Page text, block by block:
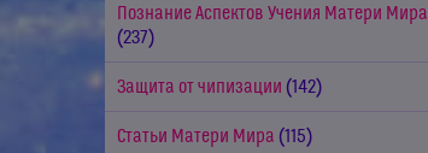
Познание Аспектов Учения Матери Мира
(237)
Защита от чипизации (142)
Статьи Матери Мира (115)